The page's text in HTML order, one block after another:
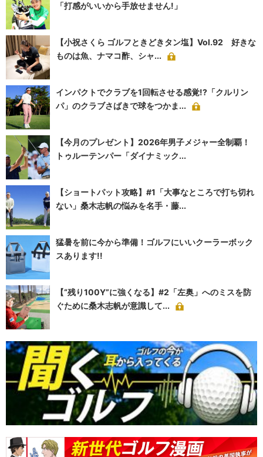
「打感がいいから手放せません!」
【小祝さくら ゴルフときどきタン塩】Vol.92 好きな
ものは魚、ナマコ酢、シャ...
インパクトでクラブを1回転させる感覚!?「クルリン
パ」のクラブさばきで球をつかま...
【今月のプレゼント】2026年男子メジャー全制覇！
トゥルーテンパー「ダイナミック...
【ショートパット攻略】#1「大事なところで打ち切れ
ない」桑木志帆の悩みを名手・藤...
猛暑を前に今から準備！ゴルフにいいクーラーボック
スあります!!
【“残り100Y”に強くなる】#2「左奥」へのミスを防
ぐために桑木志帆が意識して...